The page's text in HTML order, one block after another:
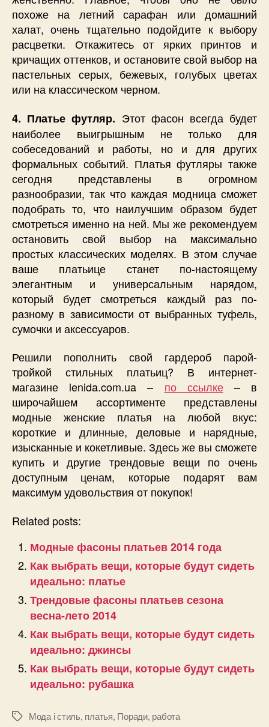
похоже на летний сарафан или домашний
халат, очень тщательно подойдите к выбору
расцветки. Откажитесь от ярких принтов и
кричащих оттенков, и остановите свой выбор на
пастельных серых, бежевых, голубых цветах
или на классическом черном.
4. Платье футляр. Этот фасон всегда будет
наиболее выигрышным не только для
собеседований и работы, но и для других
формальных событий. Платья футляры также
сегодня представлены в огромном
разнообразии, так что каждая модница сможет
подобрать то, что наилучшим образом будет
смотреться именно на ней. Мы же рекомендуем
остановить свой выбор на максимально
простых классических моделях. В этом случае
ваше платьице станет по-настоящему
элегантным и универсальным нарядом,
который будет смотреться каждый раз по-
разному в зависимости от выбранных туфель,
сумочки и аксессуаров.
Решили пополнить свой гардероб парой-
тройкой стильных платьиц? В интернет-
магазине lenida.com.ua – по ссылке– в
широчайшем ассортименте представлены
модные женские платья на любой вкус:
короткие и длинные, деловые и нарядные,
изысканные и кокетливые. Здесь же вы сможете
купить и другие трендовые вещи по очень
доступным ценам, которые подарят вам
максимум удовольствия от покупок!
Related posts:
Модные фасоны платьев 2014 года
Как выбрать вещи, которые будут сидеть
идеально: платье
Трендовые фасоны платьев сезона
весна-лето 2014
Как выбрать вещи, которые будут сидеть
идеально: джинсы
Как выбрать вещи, которые будут сидеть
идеально: рубашка
ПозначкиМода і стиль, платья, Поради, работа